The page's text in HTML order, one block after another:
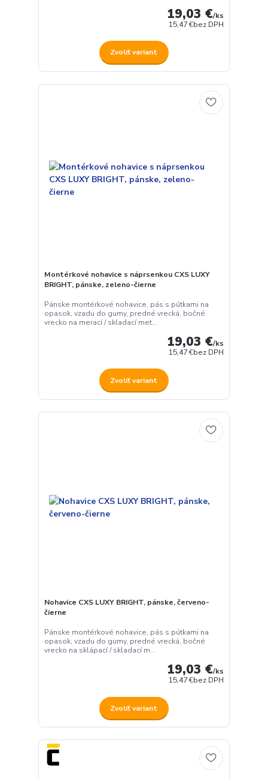
19,03 €/ks
15,47 €bez DPH
Zvoliť variant
Montérkové nohavice s náprsenkou CXS LUXY
BRIGHT, pánske, zeleno-čierne
Pánske montérkové nohavice, pás s pútkami na
opasok, vzadu do gumy, predné vrecká, bočné
vrecko na merací / skladací met...
19,03 €/ks
15,47 €bez DPH
Zvoliť variant
Nohavice CXS LUXY BRIGHT, pánske, červeno-
čierne
Pánske montérkové nohavice, pás s pútkami na
opasok, vzadu do gumy, predné vrecká, bočné
vrecko na sklápací / skladací m...
19,03 €/ks
15,47 €bez DPH
Zvoliť variant